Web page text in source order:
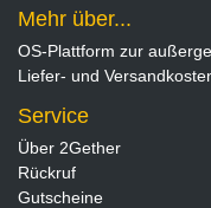
Mehr über...
OS-Plattform zur
Liefer- und
Service
Über 2Gether
Rückruf
Gutscheine